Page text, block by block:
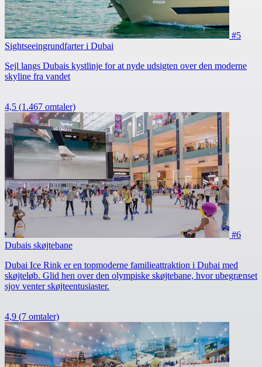
#5
Sightseeingrundfarter i Dubai
Sejl langs Dubais kystlinje for at nyde udsigten over den moderne
skyline fra vandet
4,5 (1.467 omtaler)
#6
Dubais skøjtebane
Dubai Ice Rink er en topmoderne familieattraktion i Dubai med
skøjteløb. Glid hen over den olympiske skøjtebane, hvor ubegrænset
sjov venter skøjteentusiaster.
4,9 (7 omtaler)